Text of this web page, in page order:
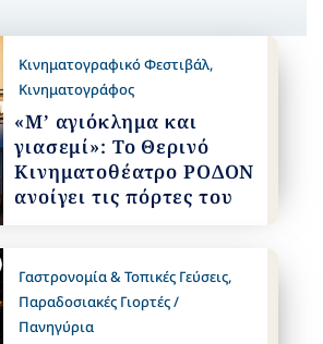
Κινηματογραφικό Φεστιβάλ,
Κινηματογράφος
«Μ’ αγιόκλημα και
γιασεμί»: Το Θερινό
Κινηματοθέατρο ΡΟΔΟΝ
ανοίγει τις πόρτες του
Γαστρονομία & Τοπικές Γεύσεις,
Παραδοσιακές Γιορτές /
Πανηγύρια